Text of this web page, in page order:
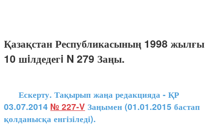
Қазақстан Республикасының 1998 жылғы
10 шiлдедегi N 279 Заңы.
Ескерту. Тақырып жаңа редакцияда - ҚР
03.07.2014 № 227-V Заңымен (01.01.2015 бастап
қолданысқа енгізіледі).